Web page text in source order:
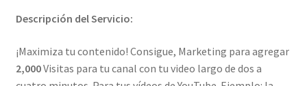
Descripción del Servicio:
¡Maximiza tu contenido! Consigue, Marketing para agregar
2,000Visitas para tu canal con tu video largo de dos a